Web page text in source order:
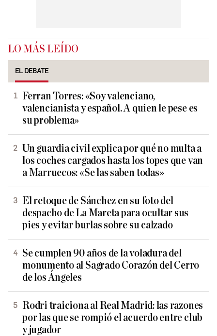
LO MÁS LEÍDO
EL DEBATE
Ferran Torres: «Soy valenciano,
valencianista y español. A quien le pese es
su problema»
Un guardia civil explica por qué no multa a
los coches cargados hasta los topes que van
a Marruecos: «Se las saben todas»
El retoque de Sánchez en su foto del
despacho de La Mareta para ocultar sus
pies y evitar burlas sobre su calzado
Se cumplen 90 años de la voladura del
monumento al Sagrado Corazón del Cerro
de los Ángeles
Rodri traiciona al Real Madrid: las razones
por las que se rompió el acuerdo entre club
y jugador